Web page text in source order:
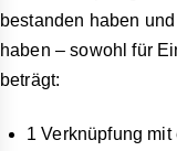
bestanden haben
haben – sowohl für
beträgt:
1 Verknüpfung